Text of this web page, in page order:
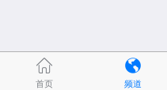
首页 频道